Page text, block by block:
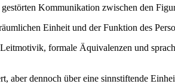
Kommunikation zwischen den
Einheit und der Funktion des
formale Äquivalenzen und
aber dennoch über eine sinnstiftende